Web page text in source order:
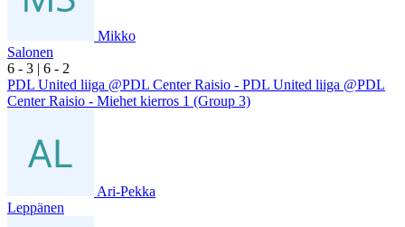
Mikko
Salonen
6 - 3 | 6 - 2
PDL United liiga @PDL Center Raisio - PDL United liiga @PDL
Center Raisio - Miehet kierros 1 (Group 3)
Ari-Pekka
Leppänen